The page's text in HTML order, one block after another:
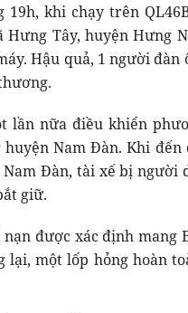
19h, khi chạy trên
Hưng Tây, huyện Hưng
Hậu quả, 1 người đàn
lần nữa điều khiển
Nam Đàn. Khi đến
Nam Đàn, tài xế bị người
giữ.
được xác định mang
lại, một lốp hỏng hoàn